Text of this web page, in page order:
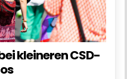
kleineren CSD-